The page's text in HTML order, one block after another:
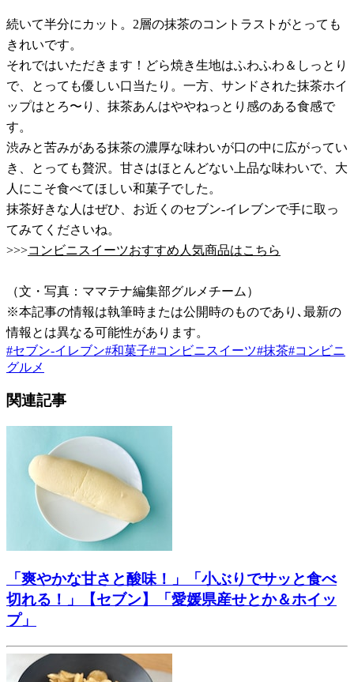
続いて半分にカット。2層の抹茶のコントラストがとっても
きれいです。
それではいただきます！どら焼き生地はふわふわ＆しっとり
で、とっても優しい口当たり。一方、サンドされた抹茶ホイ
ップはとろ〜り、抹茶あんはややねっとり感のある食感で
す。
渋みと苦みがある抹茶の濃厚な味わいが口の中に広がってい
き、とっても贅沢。甘さはほとんどない上品な味わいで、大
人にこそ食べてほしい和菓子でした。
抹茶好きな人はぜひ、お近くのセブン-イレブンで手に取っ
てみてくださいね。
>>>コンビニスイーツおすすめ人気商品はこちら
（文・写真：ママテナ編集部グルメチーム）
※本記事の情報は執筆時または公開時のものであり､最新の
情報とは異なる可能性があります。
#セブン-イレブン#和菓子#コンビニスイーツ#抹茶#コンビニ
グルメ
関連記事
「爽やかな甘さと酸味！」「小ぶりでサッと食べ
切れる！」【セブン】「愛媛県産せとか＆ホイッ
プ」